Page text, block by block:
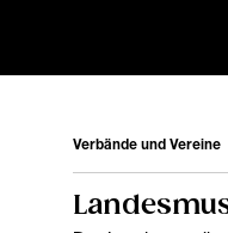
Verbände und Vereine